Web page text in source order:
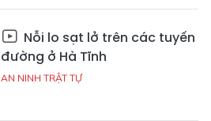
Nỗi lo sạt lở trên các tuyến
đường ở Hà Tĩnh
AN NINH TRẬT TỰ